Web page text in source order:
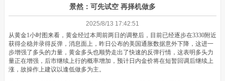
景然：可先试空 再择机做多
2025/8/13 17:42:51
从黄金1小时图来看，黄金经过本周前两日的调整后，目前已经逐步在3330附近
获得企稳并录得反弹，消息面上，昨日公布的美国通胀数据意外下降，这进一
步增强了多头的力量，黄金多头也顺势走出了快速的反弹行情，这表明多头力
量正在增强，后市继续上行的概率增加，预计日内金价将在短暂回调后继续上
涨，故操作上建议以逢低做多为主。